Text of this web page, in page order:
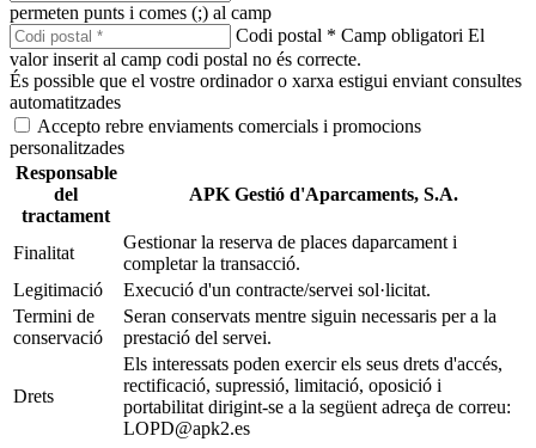
permeten punts i comes (;) al camp
Codi postal * Camp obligatori El
valor inserit al camp codi postal no és correcte.
És possible que el vostre ordinador o xarxa estigui enviant consultes
automatitzades
Accepto rebre enviaments comercials i promocions
personalitzades
Responsable
del
tractament
APK Gestió d'Aparcaments, S.A.
Finalitat
Gestionar la reserva de places daparcament i
completar la transacció.
Legitimació
Execució d'un contracte/servei sol·licitat.
Termini de
conservació
Seran conservats mentre siguin necessaris per a la
prestació del servei.
Drets
Els interessats poden exercir els seus drets d'accés,
rectificació, supressió, limitació, oposició i
portabilitat dirigint-se a la següent adreça de correu:
LOPD@apk2.es